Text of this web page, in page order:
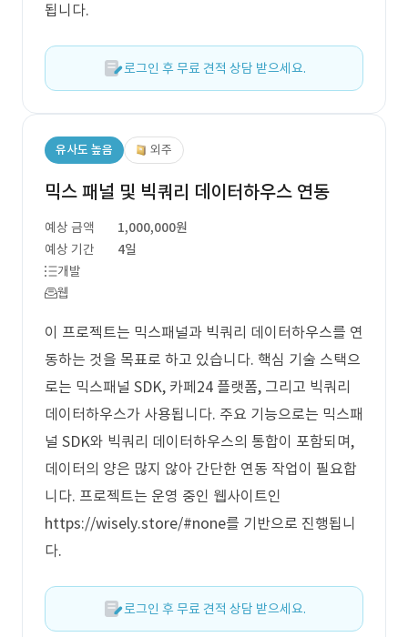
됩니다.
로그인 후 무료 견적 상담 받으세요.
유사도 높음 외주
믹스 패널 및 빅쿼리 데이터하우스 연동
예상 금액
1,000,000원
예상 기간
4일
개발
웹
이 프로젝트는 믹스패널과 빅쿼리 데이터하우스를 연
동하는 것을 목표로 하고 있습니다. 핵심 기술 스택으
로는 믹스패널 SDK, 카페24 플랫폼, 그리고 빅쿼리
데이터하우스가 사용됩니다. 주요 기능으로는 믹스패
널 SDK와 빅쿼리 데이터하우스의 통합이 포함되며,
데이터의 양은 많지 않아 간단한 연동 작업이 필요합
니다. 프로젝트는 운영 중인 웹사이트인
https://wisely.store/#none를 기반으로 진행됩니
다.
로그인 후 무료 견적 상담 받으세요.